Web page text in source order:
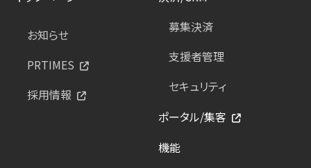
お知らせ
PRTIMES
採用情報
募集決済
支援者管理
セキュリティ
ポータル/集客
機能